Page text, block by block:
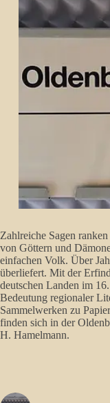
Zahlreiche Sagen
von Göttern und
einfachen Volk. Über
überliefert. Mit der
deutschen Landen im
Bedeutung regionaler
Sammelwerken zu
finden sich in der
H. Hamelmann.